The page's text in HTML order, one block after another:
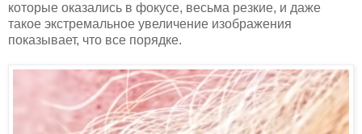
которые оказались в фокусе, весьма резкие, и даже
такое экстремальное увеличение изображения
показывает, что все порядке.